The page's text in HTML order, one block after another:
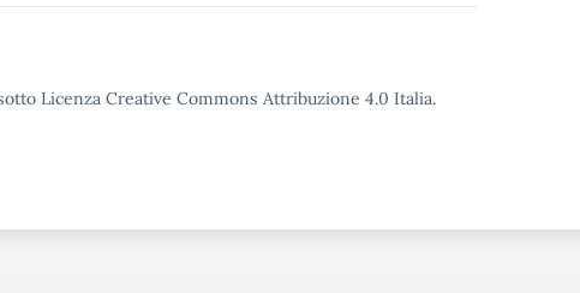
Licenza Creative Commons Attribuzione 4.0 Italia.